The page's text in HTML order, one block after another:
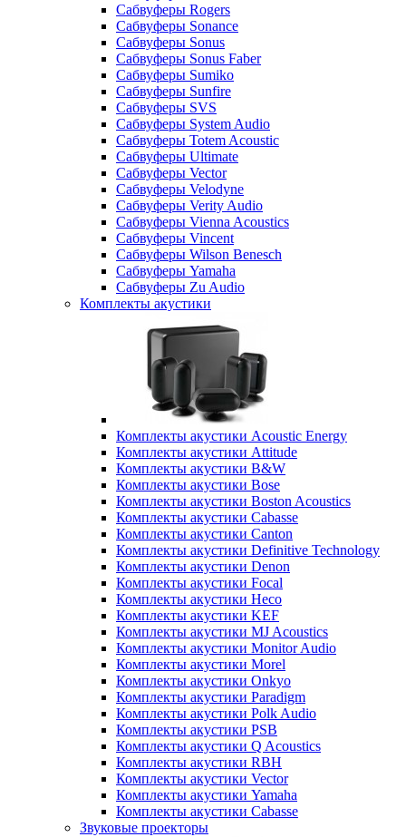
Сабвуферы Rogers
Сабвуферы Sonance
Сабвуферы Sonus
Сабвуферы Sonus Faber
Сабвуферы Sumiko
Сабвуферы Sunfire
Сабвуферы SVS
Сабвуферы System Audio
Сабвуферы Totem Acoustic
Сабвуферы Ultimate
Сабвуферы Vector
Сабвуферы Velodyne
Сабвуферы Verity Audio
Сабвуферы Vienna Acoustics
Сабвуферы Vincent
Сабвуферы Wilson Benesch
Сабвуферы Yamaha
Сабвуферы Zu Audio
Комплекты акустики
Комплекты акустики Acoustic Energy
Комплекты акустики Attitude
Комплекты акустики B&W
Комплекты акустики Bose
Комплекты акустики Boston Acoustics
Комплекты акустики Cabasse
Комплекты акустики Canton
Комплекты акустики Definitive Technology
Комплекты акустики Denon
Комплекты акустики Focal
Комплекты акустики Heco
Комплекты акустики KEF
Комплекты акустики MJ Acoustics
Комплекты акустики Monitor Audio
Комплекты акустики Morel
Комплекты акустики Onkyo
Комплекты акустики Paradigm
Комплекты акустики Polk Audio
Комплекты акустики PSB
Комплекты акустики Q Acoustics
Комплекты акустики RBH
Комплекты акустики Vector
Комплекты акустики Yamaha
Комплекты акустики Сabasse
Звуковые проекторы